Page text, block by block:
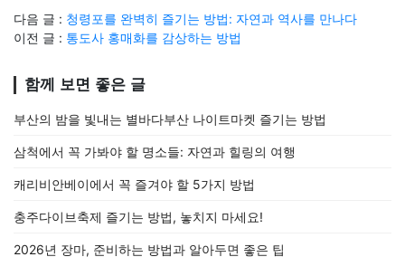
다음 글 : 청령포를 완벽히 즐기는 방법: 자연과 역사를 만나다
이전 글 : 통도사 홍매화를 감상하는 방법
함께 보면 좋은 글
부산의 밤을 빛내는 별바다부산 나이트마켓 즐기는 방법
삼척에서 꼭 가봐야 할 명소들: 자연과 힐링의 여행
캐리비안베이에서 꼭 즐겨야 할 5가지 방법
충주다이브축제 즐기는 방법, 놓치지 마세요!
2026년 장마, 준비하는 방법과 알아두면 좋은 팁